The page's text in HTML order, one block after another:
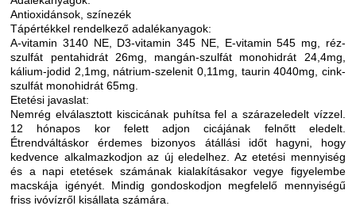
Antioxidánsok, színezék
Tápértékkel rendelkező adalékanyagok:
A-vitamin 3140 NE, D3-vitamin 345 NE, E-vitamin 545 mg, réz-
szulfát pentahidrát 26mg, mangán-szulfát monohidrát 24,4mg,
kálium-jodid 2,1mg, nátrium-szelenit 0,11mg, taurin 4040mg, cink-
szulfát monohidrát 65mg.
Etetési javaslat:
Nemrég elválasztott kiscicának puhítsa fel a szárazeledelt vízzel.
12 hónapos kor felett adjon cicájának felnőtt eledelt.
Étrendváltáskor érdemes bizonyos átállási időt hagyni, hogy
kedvence alkalmazkodjon az új eledelhez. Az etetési mennyiség
és a napi etetések számának kialakításakor vegye figyelembe
macskája igényét. Mindig gondoskodjon megfelelő mennyiségű
friss ivóvízről kisállata számára.